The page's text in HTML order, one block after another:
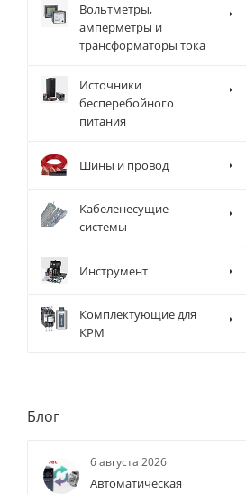
Вольтметры,
амперметры и
трансформаторы тока
Источники
бесперебойного
питания
Шины и провод
Кабеленесущие
системы
Инструмент
Комплектующие для
КРМ
Блог
6 августа 2026
Автоматическая